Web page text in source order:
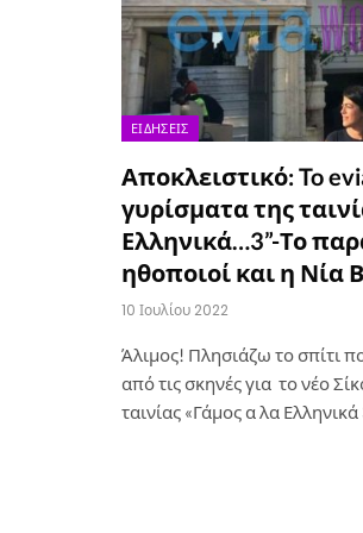
ΕΙΔΉΣΕΙΣ
Αποκλειστικό: To
γυρίσματα της
Ελληνικά…3”-Το
ηθοποιοί και η Νία
10 Ιουλίου 2022
Άλιμος! Πλησιάζω το σπίτι
από τις σκηνές για το νέο
ταινίας «Γάμος α λα